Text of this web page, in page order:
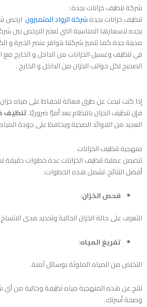
شركة تنظيف خزانات بجدة :
تنظيف خزانات بجدةشركة الرواد المتميزون ارخص
بجده لاسعارها المناسبة التي تعتبر الارخص بين
مدينة جدة كما تتميز شركتنا بتوافر عنصر الخبرة و
في تنظيف وغسيل الخزانات من الداخل و الخارج مع
الصحيح لكل جوانب الخزان من الداخل و الخارج .
إذا كنت تبحث عن طرق فعالة للحفاظ على مياه
فإن تنظيف الخزان بانتظام يعد أمرًا ضروريًا.تنظيف
العديد من الفوائد الصحية ويحافظ على جودة
منهجية تنظيف الخزانات
تتضمن عملية تنظيف الخزانات عدة خطوات
أفضل النتائج. تشمل هذه الخطوات:
فحص الخزان:
التعرف على حالة الخزان الحالية وتحديد مدى الاتساخ.
تفريغ المياه:
التخلص من المياه الملوثة بوسائل آمنة.
تنتج عن هذه المنهجية مياه نظيفة وخالية من
وصحة أسرتك.